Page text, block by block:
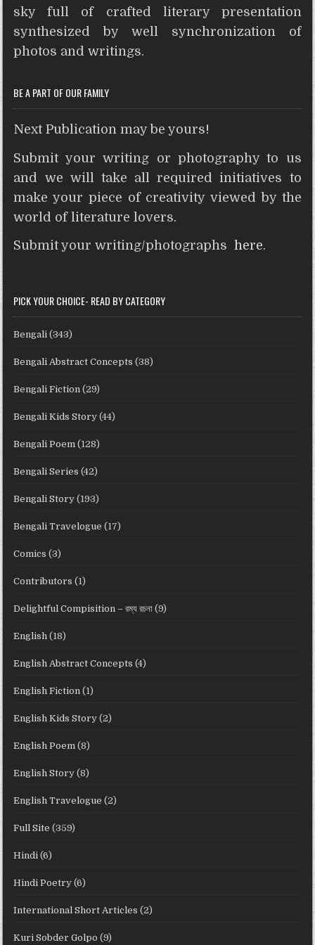
A
p
p
o
o
k
e
r
r
e
s
n
g
e
t
sky full of crafted literary presentation
synthesized by well synchronization of
photos and writings.
BE A PART OF OUR FAMILY
Next Publication may be yours!
Submit your writing or photography to us
and we will take all required initiatives to
make your piece of creativity viewed by the
world of literature lovers.
Submit your writing/photographshere.
PICK YOUR CHOICE- READ BY CATEGORY
Bengali (343)
Bengali Abstract Concepts (38)
Bengali Fiction (29)
Bengali Kids Story (44)
Bengali Poem (128)
Bengali Series (42)
Bengali Story (193)
Bengali Travelogue (17)
Comics (3)
Contributors (1)
Delightful Compisition – রম্য রচনা (9)
English (18)
English Abstract Concepts (4)
English Fiction (1)
English Kids Story (2)
English Poem (8)
English Story (8)
English Travelogue (2)
Full Site (359)
Hindi (6)
Hindi Poetry (6)
International Short Articles (2)
Kuri Sobder Golpo (9)